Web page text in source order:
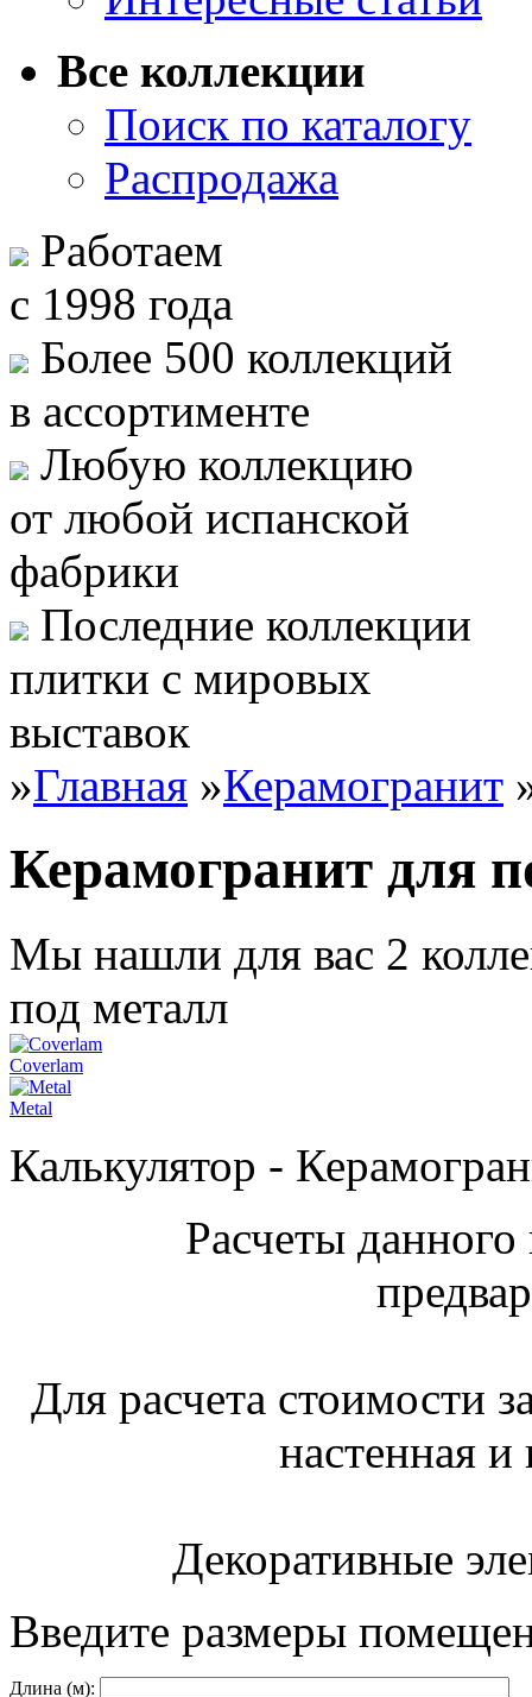
Все коллекции
Поиск по каталогу
Распродажа
Работаем
с 1998 года
Более 500 коллекций
в ассортименте
Любую коллекцию
от любой испанской
фабрики
Последние коллекции
плитки с мировых
выставок
»Главная »Керамогранит
Керамогранит для
Мы нашли для вас 2
под металл
Coverlam
Metal
Калькулятор -
Расчеты данного
Для расчета стоимости
настенная и
Декоративные
Введите размеры
Длина (м):